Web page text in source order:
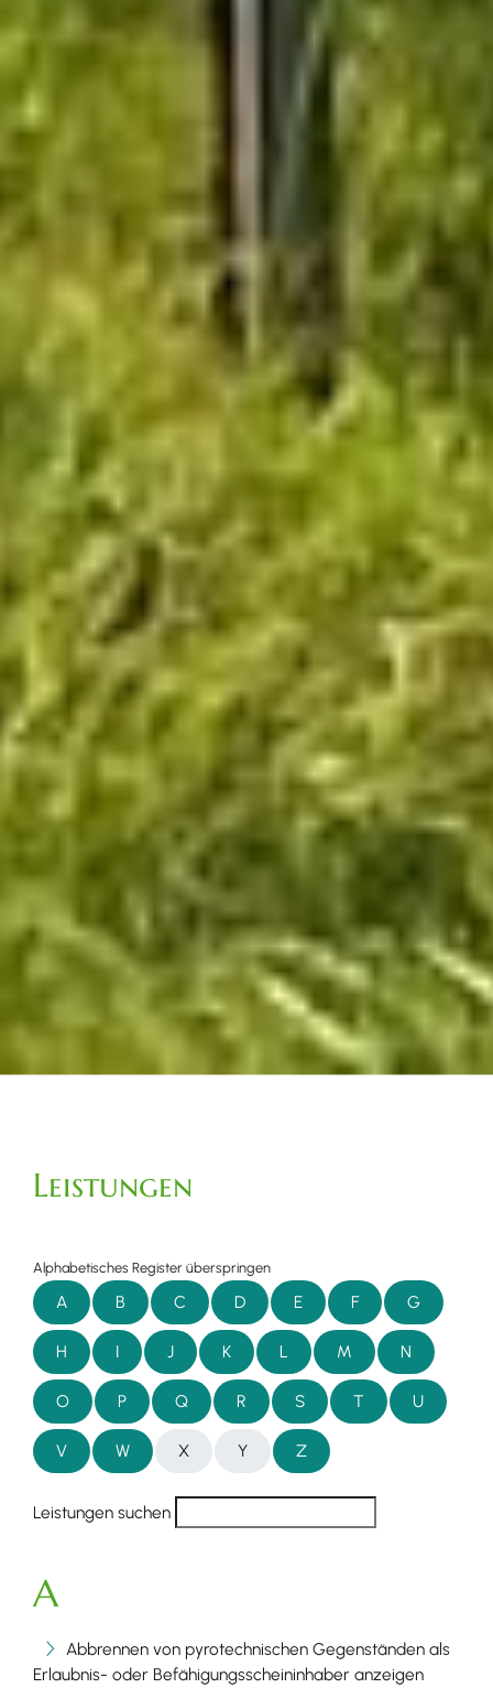
Leistungen
Alphabetisches Register überspringen
A B C D E F G
H I J K L M N
O P Q R S T U
V W X Y Z
Leistungen suchen
A
Abbrennen von pyrotechnischen Gegenständen als
Erlaubnis- oder Befähigungsscheininhaber anzeigen